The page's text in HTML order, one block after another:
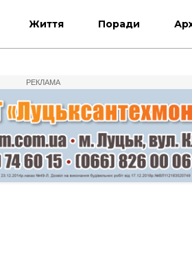
Життя Поради
РЕКЛАМА